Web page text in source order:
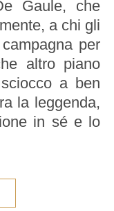
Gaule, che
a chi gli
per
altro piano
a ben
la leggenda,
in sé e lo